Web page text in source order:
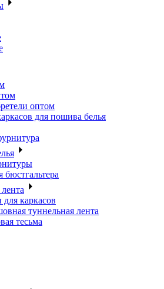
оптом
для пошива белья
бюстгальтера
каркасов
туннельная лента
тесьма